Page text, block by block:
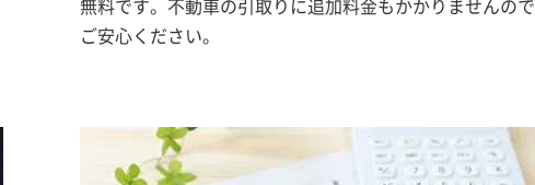
無料です。不動車の引取りに追加料金もかかりませんので
ご安心ください。